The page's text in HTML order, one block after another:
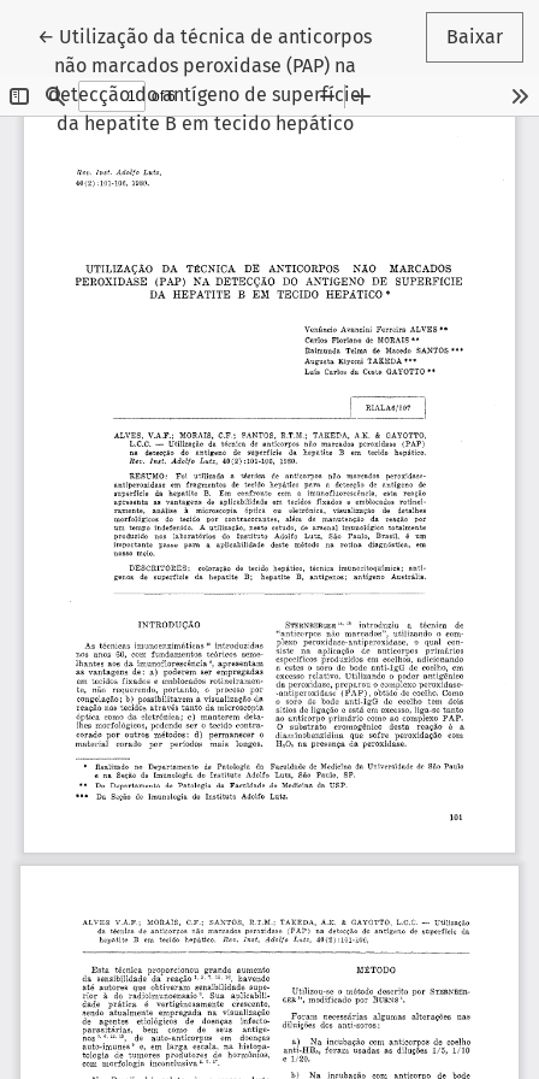
← Voltar aos Detalhes do Artigo
Utilização da técnica de anticorpos
não marcados peroxidase (PAP) na
detecção do antígeno de superfície
da hepatite B em tecido hepático
Baixar